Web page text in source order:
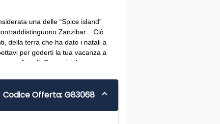
una delle “Spice island”
Zanzibar... Ciò
della terra che ha dato i natali a
per goderti la tua vacanza a
scegliere l’offerta che fa per te…
Codice Offerta: G83068